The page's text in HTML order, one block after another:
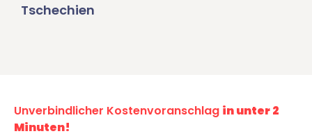
Tschechien
Unverbindlicher Kostenvoranschlag in unter 2
Minuten!